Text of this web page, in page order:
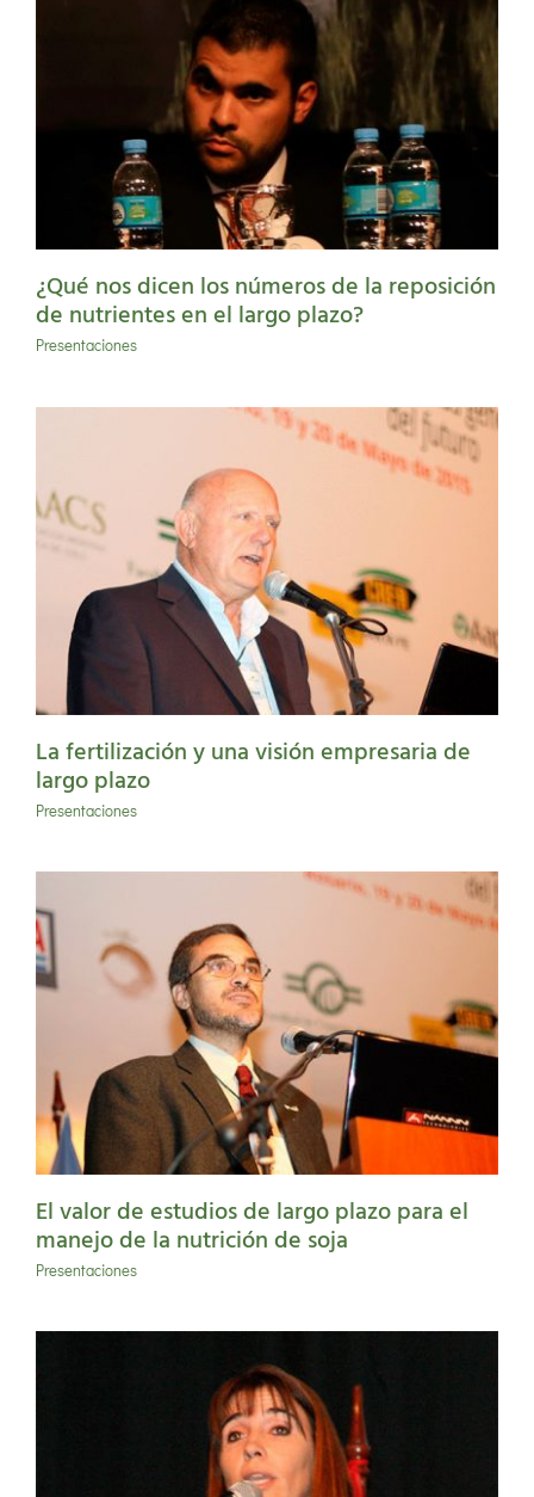
¿Qué nos dicen los números de la reposición
de nutrientes en el largo plazo?
Presentaciones
La fertilización y una visión empresaria de
largo plazo
Presentaciones
El valor de estudios de largo plazo para el
manejo de la nutrición de soja
Presentaciones